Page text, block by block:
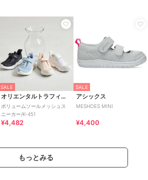
SALE
オリエンタルトラフィック
ボリュームソールメッシュス
ニーカー/K-451
¥4,482
SALE
アシックス
MESHOES MINI
¥4,400
もっとみる